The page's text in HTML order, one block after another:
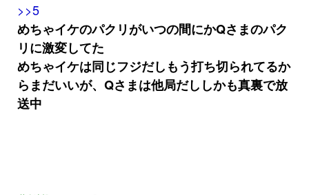
>>5
めちゃイケのパクリがいつの間にかQさまのパク
リに激変してた
めちゃイケは同じフジだしもう打ち切られてるか
らまだいいが、Qさまは他局だししかも真裏で放
送中